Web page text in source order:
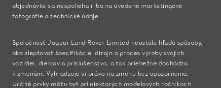
objednávke sa nespoliehali iba na uvedené marketingové
fotografie a technické údaje.
Spoločnosť Jaguar Land Rover Limited neustále hľadá spôsoby,
ako zlepšovať špecifikácie, dizajn a proces výroby svojich
vozidiel, dielcov a príslušenstva, a tak priebežne dochádza
k zmenám. Vyhradzuje si právo na zmenu bez upozornenia.
Určité prvky môžu byť pri niektorých modelových ročníkoch